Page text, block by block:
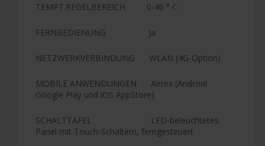
TEMPT.REGELBEREICH 0-40 ° C
FERNBEDIENUNG Ja
NETZWERKVERBINDUNG WLAN (4G-Option)
MOBILE ANWENDUNGEN Airrex (Android
Google Play und iOS AppStore)
SCHALTTAFEL LED-beleuchtetes
Panel mit Touch-Schaltern, ferngesteuert